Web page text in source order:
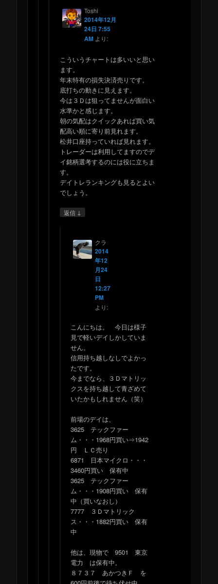
Toshi
2014年12月
24日 7:55
AM より:
こういうチャートは多いいと思い
ます。
年末特有の損失決済売りです。
底打ちの動きに見えます。
今は３Ｄは狙ってませんが面白い
水準かと感じます。
朝の気配はクイックあれば買い気
配高い順に寄り前見れます。
松井口座持っていれば見れます。
トレーダーは利用してますのでデ
イ銘柄選考するのには役に立ちま
す。
デイトレランキングも見るとよい
でしょう。
返信 ↓
クラ
2014
年12
月24
日
12:27
PM
より:
こんにちは。 今日は様子
見で軽いデイしかしていま
せん。
信用持ち越しなしでよかっ
たです。
今までなら、３Ｄマトリッ
クスを持ち越して青ざめて
いたかもしれません（笑）
前場のデイは、
3625 テックファー
ム・・・1968円買い⇒1942
円 ＬＣ売り
6871 日本マイクロ・・・
3460円買い 保有中
3625 テックファー
ム・・・1908円買い 保有
中（買いなおし）
7777 ３Ｄマトリック
ス・・・1882円買い 保有
中
他は、現物で 9501 東京
電力 は保有中。
８７３７ あかつきＦ を